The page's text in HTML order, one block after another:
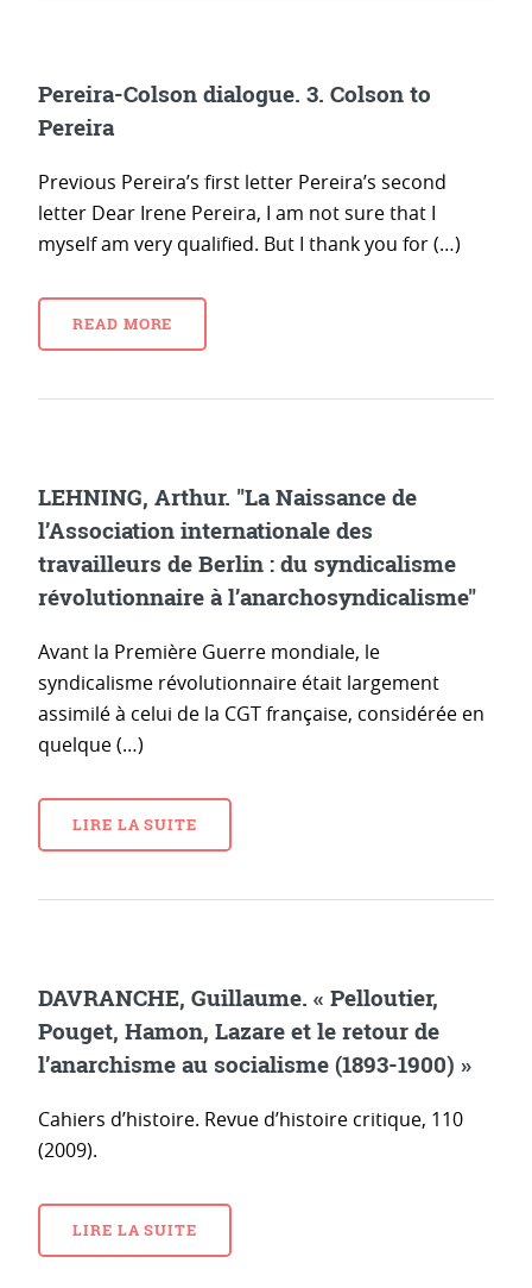
Pereira-Colson dialogue. 3. Colson to
Pereira
Previous Pereira’s first letter Pereira’s second
letter Dear Irene Pereira, I am not sure that I
myself am very qualified. But I thank you for (…)
READ MORE
LEHNING, Arthur. "La Naissance de
l’Association internationale des
travailleurs de Berlin : du syndicalisme
révolutionnaire à l’anarchosyndicalisme"
Avant la Première Guerre mondiale, le
syndicalisme révolutionnaire était largement
assimilé à celui de la CGT française, considérée en
quelque (…)
LIRE LA SUITE
DAVRANCHE, Guillaume. « Pelloutier,
Pouget, Hamon, Lazare et le retour de
l’anarchisme au socialisme (1893-1900) »
Cahiers d’histoire. Revue d’histoire critique, 110
(2009).
LIRE LA SUITE